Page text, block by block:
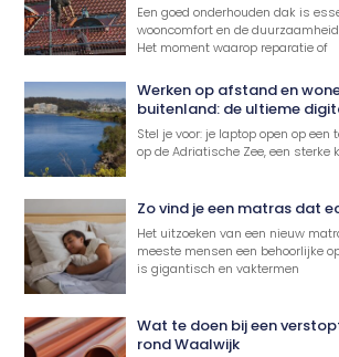
Een goed onderhouden dak is
wooncomfort en de
Het moment waarop reparatie of
Werken op afstand en
buitenland: de ultieme
Stel je voor: je laptop open op
op de Adriatische Zee, een sterke
Zo vind je een matras dat
Het uitzoeken van een nieuw
meeste mensen een behoorlijke
is gigantisch en vaktermen
Wat te doen bij een
rond Waalwijk